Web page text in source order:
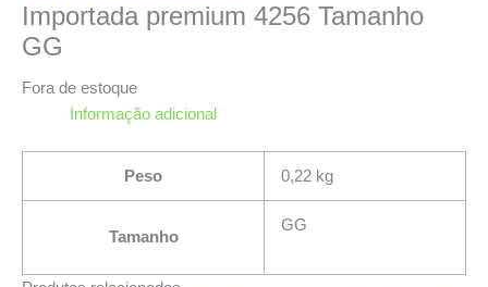
Importada premium 4256 Tamanho
GG
Fora de estoque
Informação adicional
Peso 0,22 kg
Tamanho
GG